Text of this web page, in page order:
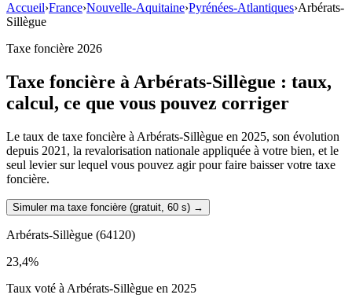
Accueil›France›Nouvelle-Aquitaine›Pyrénées-Atlantiques›Arbérats-
Sillègue
Taxe foncière 2026
Taxe foncière àArbérats-Sillègue : taux,
calcul, ce que vous pouvez corriger
Le taux de taxe foncière à Arbérats-Sillègue en 2025, son évolution
depuis 2021, la revalorisation nationale appliquée à votre bien, et le
seul levier sur lequel vous pouvez agir pour faire baisser votre taxe
foncière.
Simuler ma taxe foncière (gratuit, 60 s) →
Arbérats-Sillègue (64120)
23,4%
Taux voté à Arbérats-Sillègue en 2025